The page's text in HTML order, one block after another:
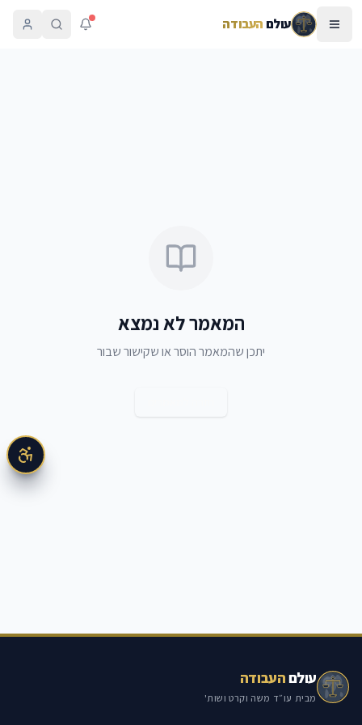
עולםהעבודה
המאמר לא נמצא
יתכן שהמאמר הוסר או שקישור שבור
עולםהעבודה
מבית עו״ד משה וקרט ושות'